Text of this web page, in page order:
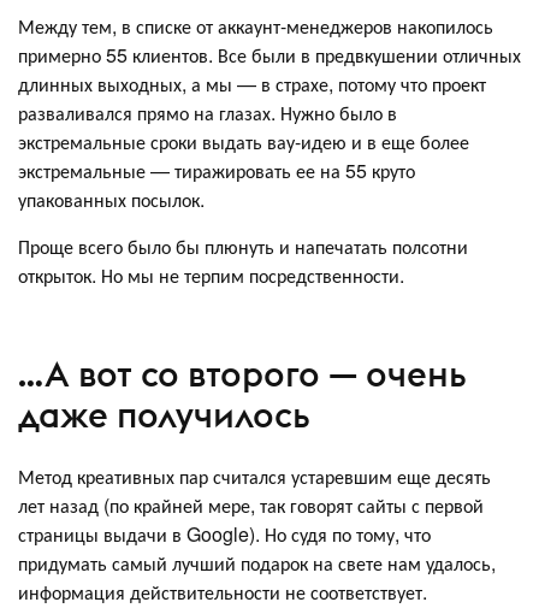
Между тем, в списке от аккаунт-менеджеров накопилось
примерно 55 клиентов. Все были в предвкушении отличных
длинных выходных, а мы — в страхе, потому что проект
разваливался прямо на глазах. Нужно было в
экстремальные сроки выдать вау-идею и в еще более
экстремальные — тиражировать ее на 55 круто
упакованных посылок.
Проще всего было бы плюнуть и напечатать полсотни
открыток. Но мы не терпим посредственности.
…А вот со второго — очень
даже получилось
Метод креативных пар считался устаревшим еще десять
лет назад (по крайней мере, так говорят сайты с первой
страницы выдачи в Google). Но судя по тому, что
придумать самый лучший подарок на свете нам удалось,
информация действительности не соответствует.